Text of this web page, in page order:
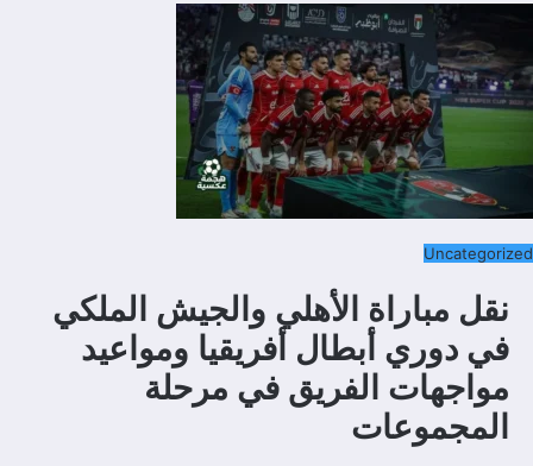
Uncategorized
نقل مباراة الأهلي والجيش الملكي
في دوري أبطال أفريقيا ومواعيد
مواجهات الفريق في مرحلة
المجموعات